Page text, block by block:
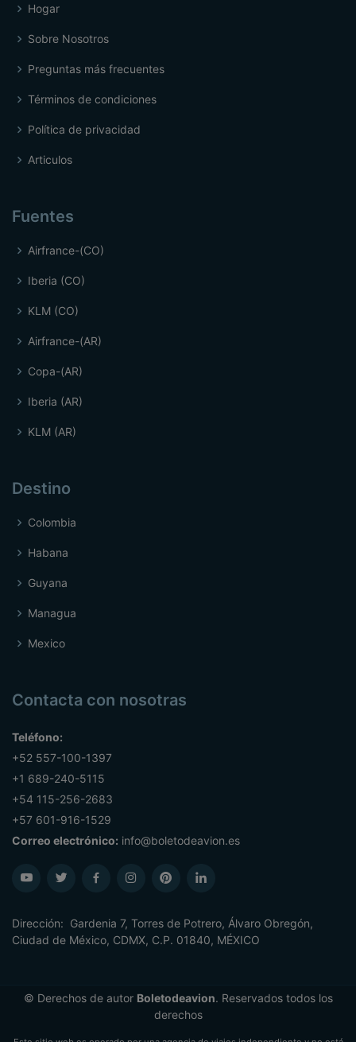
Hogar
Sobre Nosotros
Preguntas más frecuentes
Términos de condiciones
Política de privacidad
Articulos
Fuentes
Airfrance-(CO)
Iberia (CO)
KLM (CO)
Airfrance-(AR)
Copa-(AR)
Iberia (AR)
KLM (AR)
Destino
Colombia
Habana
Guyana
Managua
Mexico
Contacta con nosotras
Teléfono:
+52 557-100-1397
+1 689-240-5115
+54 115-256-2683
+57 601-916-1529
Correo electrónico: info@boletodeavion.es
Dirección: Gardenia 7, Torres de Potrero, Álvaro Obregón,
Ciudad de México, CDMX, C.P. 01840, MÉXICO
© Derechos de autor Boletodeavion. Reservados todos los
derechos